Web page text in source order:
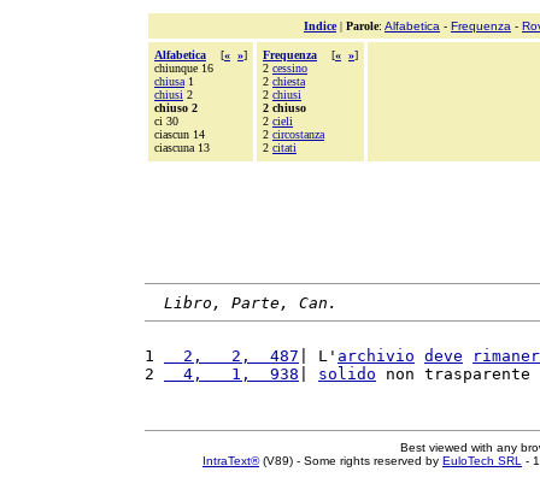
Indice| Parole: Alfabetica - Frequenza -
Alfabetica [« »]
chiunque 16
chiusa 1
chiusi 2
chiuso 2
ci 30
ciascun 14
ciascuna 13
Frequenza [« »]
2 cessino
2 chiesta
2 chiusi
2 chiuso
2 cieli
2 circostanza
2 citati
Libro, Parte, Can.
1
  2,   2,  487
| L' archivio deve
2
  4,   1,  938
solido non
Best viewed with any
IntraText®(V89) - Some rights reserved by EuloTech SRL -